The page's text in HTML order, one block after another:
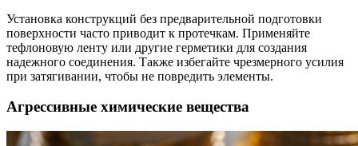
Установка конструкций без предварительной подготовки
поверхности часто приводит к протечкам. Применяйте
тефлоновую ленту или другие герметики для создания
надежного соединения. Также избегайте чрезмерного усилия
при затягивании, чтобы не повредить элементы.
Агрессивные химические вещества